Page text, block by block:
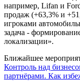
например, Lifan и
продаж (+63,3% и
игроками
задача -
локализации».
Ближайшее
Контроль над
партнёрами. Как